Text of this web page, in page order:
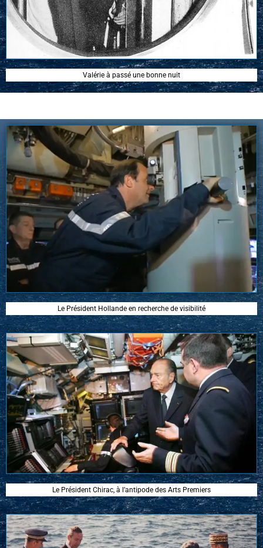
Valérie à passé une bonne nuit
Le Président Hollande en recherche de visibilité
Le Président Chirac, à l’antipode des Arts Premiers